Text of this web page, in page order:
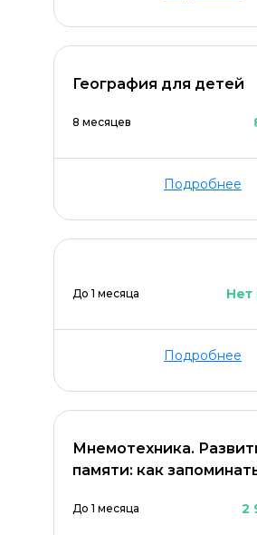
География для детей
8 месяцев
Подробнее
До 1 месяца Нет
Подробнее
Мнемотехника.
памяти: как
До 1 месяца 2